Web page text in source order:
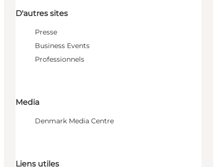
D'autres sites
Presse
Business Events
Professionnels
Media
Denmark Media Centre
Liens utiles